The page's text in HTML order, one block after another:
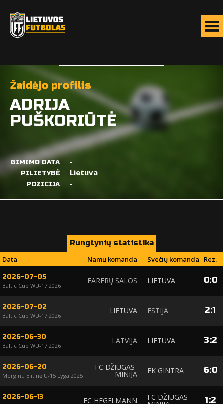
Žaidėjo profilis
ADRIJA
PUŠKORIŪTĖ
GIMIMO DATA -
PILIETYBĖ Lietuva
POZICIJA -
Rungtynių statistika
Data
Namų komanda Svečių komanda Rez.
2026-07-05
Baltic Cup WU-17 2026
FARERŲ SALOS LIETUVA 0:0
2026-07-02
Baltic Cup WU-17 2026
LIETUVA ESTIJA 2:1
2026-06-30
Baltic Cup WU-17 2026
LATVIJA LIETUVA 3:2
2026-06-20
Merginu Elitinė U-15 Lyga 2025
FC DŽIUGAS-
MINIJA FK GINTRA 6:0
2026-06-13 FC HEGELMANN FC DŽIUGAS- 1:2